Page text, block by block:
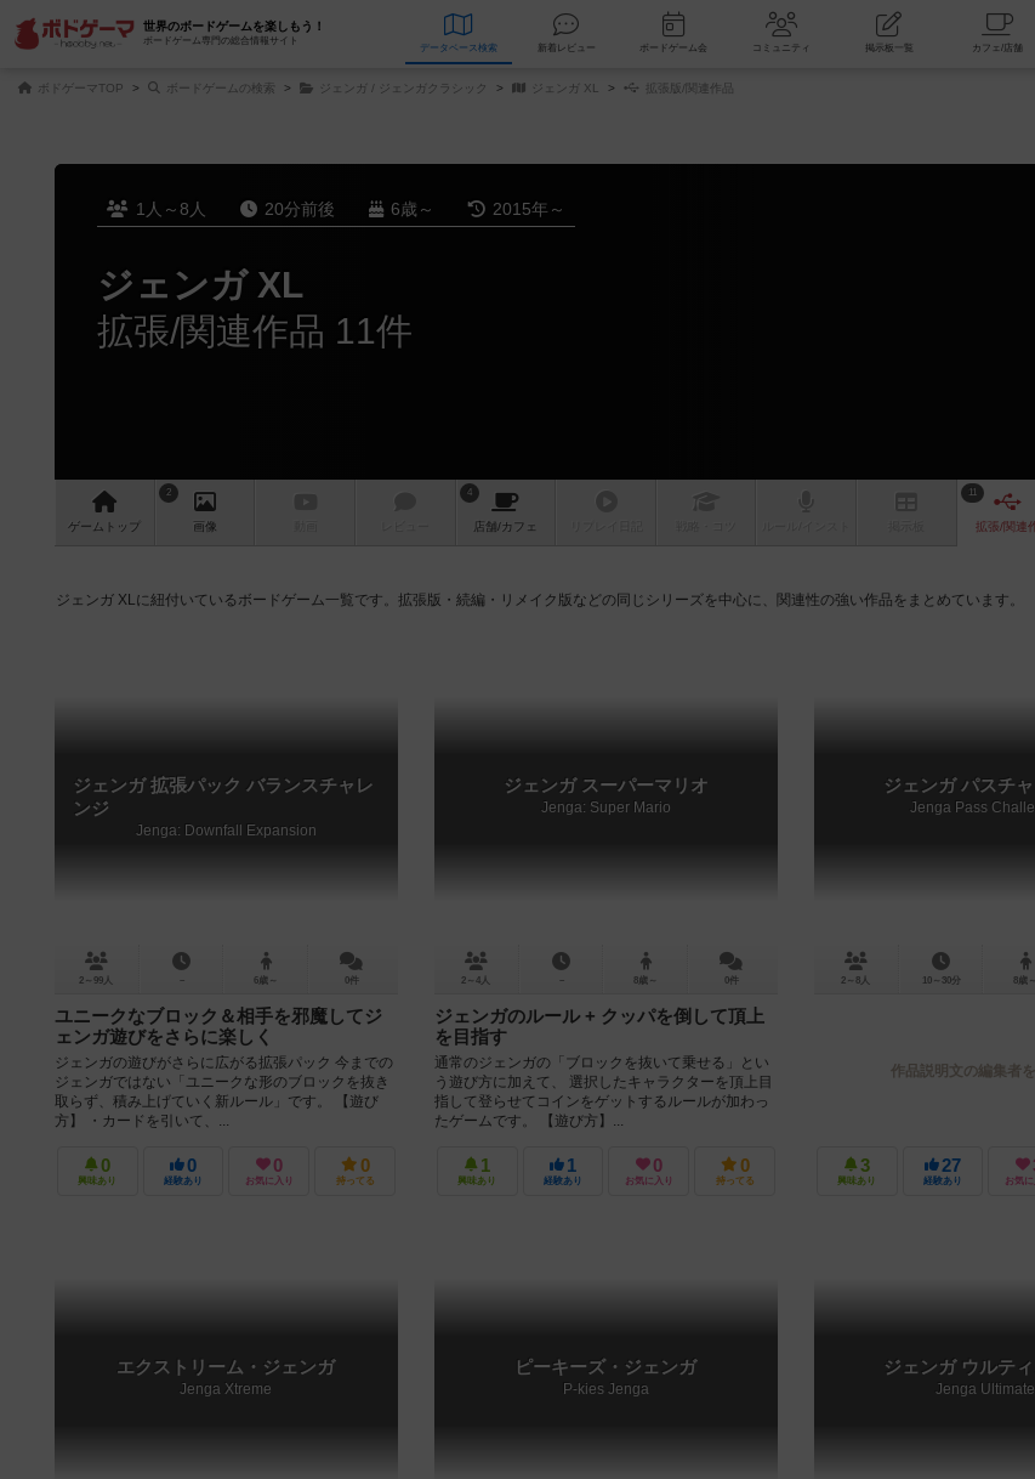
世界のボードゲームを楽しもう！
ボードゲーム専門の総合情報サイト
データベース 検索 新着レビュー ボードゲーム会 コミュニティ 掲示板一覧
ボドゲーマTOP ボードゲームの検索 ジェンガ / ジェンガクラシック ジェンガ XL 拡張版/関連作品
1人～8人 20分前後 6歳～ 2015年～
ジェンガ XL
拡張/関連作品 11件
ゲーム トップ
2
画像
4
店舗/カフェ
11
拡張/関連
ジェンガ XLに紐付いているボードゲーム一覧です。拡張版・続編・リメイク版などの同じシリーズを中心に、関連性の強い作品をまとめています。
ジェンガ 拡張パック バランスチャレ
ンジ
Jenga: Downfall Expansion
2～99人 － 6歳～ 0件
ユニークなブロック＆相手を邪魔してジ
ェンガ遊びをさらに楽しく
ジェンガの遊びがさらに広がる拡張パック 今までの
ジェンガではない「ユニークな形のブロックを抜き
取らず、積み上げていく新ルール」です。 【遊び
方】 ・カードを引いて、...
0
興味あり
0
経験あり
0
お気に入り
0
持ってる
ジェンガ スーパーマリオ
Jenga: Super Mario
2～4人 － 8歳～ 0件
ジェンガのルール + クッパを倒して頂上
を目指す
通常のジェンガの「ブロックを抜いて乗せる」とい
う遊び方に加えて、 選択したキャラクターを頂上目
指して登らせてコインをゲットするルールが加わっ
たゲームです。 【遊び方】...
1
興味あり
1
経験あり
0
お気に入り
0
持ってる
ジェンガ パスチ
Jenga Pass
2～8人 10～30分 8歳～
作品説明文の編集者
3
興味あり
27
経験あり お気に
エクストリーム・ジェンガ
Jenga Xtreme
ピーキーズ・ジェンガ
P-kies Jenga
ジェンガ ウルテ
Jenga Ultimate